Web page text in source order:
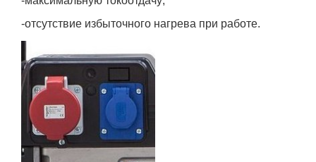
-отсутствие избыточного нагрева при работе.